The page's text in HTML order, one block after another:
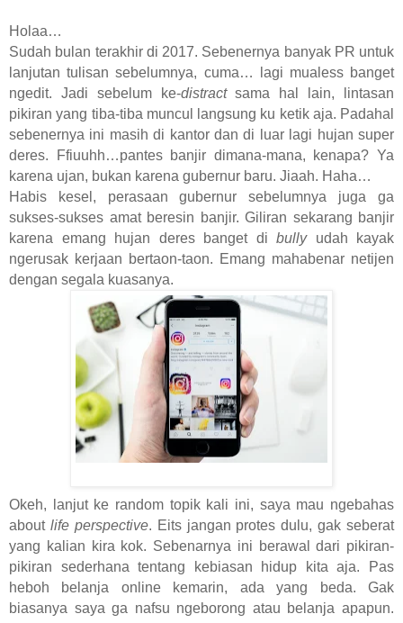
Holaa…
Sudah bulan terakhir di 2017. Sebenernya banyak PR untuk
lanjutan tulisan sebelumnya, cuma… lagi mualess banget
ngedit. Jadi sebelum ke-distractsama hal lain, lintasan
pikiran yang tiba-tiba muncul langsung ku ketik aja. Padahal
sebenernya ini masih di kantor dan di luar lagi hujan super
deres. Ffiuuhh…pantes banjir dimana-mana, kenapa? Ya
karena ujan, bukan karena gubernur baru. Jiaah. Haha…
Habis kesel, perasaan gubernur sebelumnya juga ga
sukses-sukses amat beresin banjir. Giliran sekarang banjir
karena emang hujan deres banget di bullyudah kayak
ngerusak kerjaan bertaon-taon. Emang mahabenar netijen
dengan segala kuasanya.
Okeh, lanjut ke random topik kali ini, saya mau ngebahas
about life perspective. Eits jangan protes dulu, gak seberat
yang kalian kira kok. Sebenarnya ini berawal dari pikiran-
pikiran sederhana tentang kebiasan hidup kita aja. Pas
heboh belanja online kemarin, ada yang beda. Gak
biasanya saya ga nafsu ngeborong atau belanja apapun.